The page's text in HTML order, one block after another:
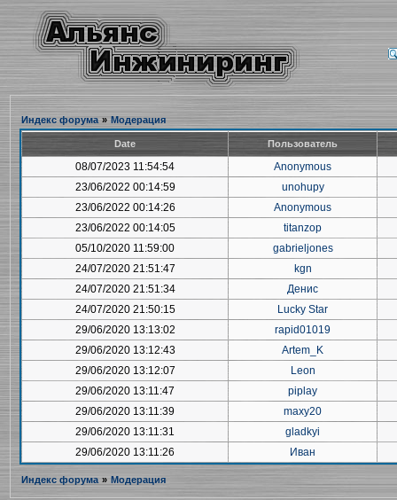
Индекс форума » Модерация
Date Пользователь
08/07/2023 11:54:54
Anonymous
23/06/2022 00:14:59
unohupy
23/06/2022 00:14:26
Anonymous
23/06/2022 00:14:05
titanzop
05/10/2020 11:59:00
gabrieljones
24/07/2020 21:51:47
kgn
24/07/2020 21:51:34
Денис
24/07/2020 21:50:15
Lucky Star
29/06/2020 13:13:02
rapid01019
29/06/2020 13:12:43
Artem_K
29/06/2020 13:12:07
Leon
29/06/2020 13:11:47
piplay
29/06/2020 13:11:39
maxy20
29/06/2020 13:11:31
gladkyi
29/06/2020 13:11:26
Иван
Индекс форума » Модерация